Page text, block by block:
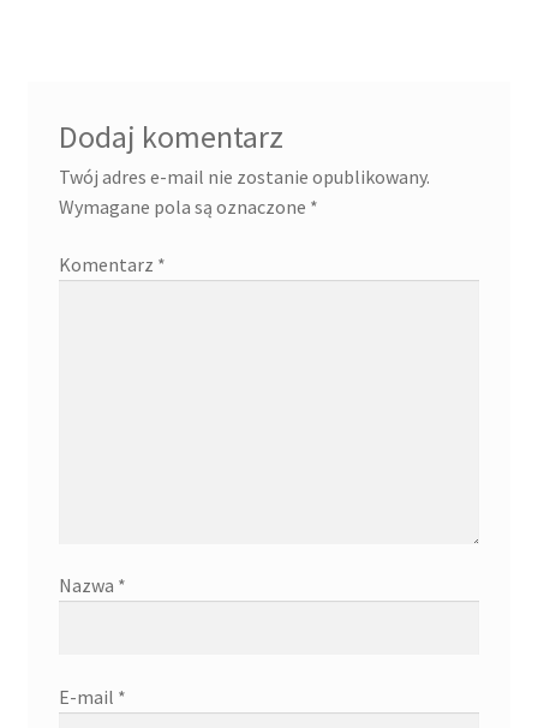
Dodaj komentarz
Twój adres e-mail nie zostanie opublikowany.
Wymagane pola są oznaczone *
Komentarz *
Nazwa *
E-mail *